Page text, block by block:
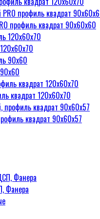
профиль квадрат 90х60х60
квадрат 120х60х70
квадрат 90х60х57
Фанера